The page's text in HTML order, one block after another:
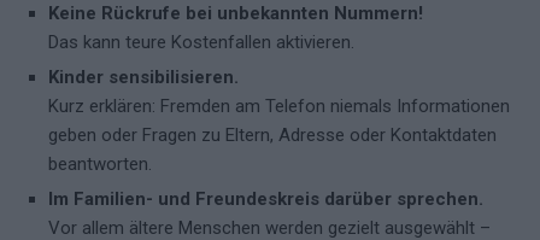
Keine Rückrufe bei unbekannten Nummern!
Das kann teure Kostenfallen aktivieren.
Kinder sensibilisieren.
Kurz erklären: Fremden am Telefon niemals Informationen
geben oder Fragen zu Eltern, Adresse oder Kontaktdaten
beantworten.
Im Familien- und Freundeskreis darüber sprechen.
Vor allem ältere Menschen werden gezielt ausgewählt –